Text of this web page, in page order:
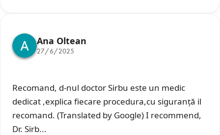
Ana Oltean
27/6/2025
Recomand, d-nul doctor Sirbu este un medic
dedicat ,explica fiecare procedura,cu siguranță il
recomand. (Translated by Google) I recommend,
Dr. Sirb...